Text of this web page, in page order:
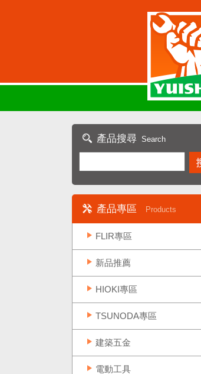
產品搜尋 Search
產品專區 Products
FLIR專區
新品推薦
HIOKI專區
TSUNODA專區
建築五金
電動工具